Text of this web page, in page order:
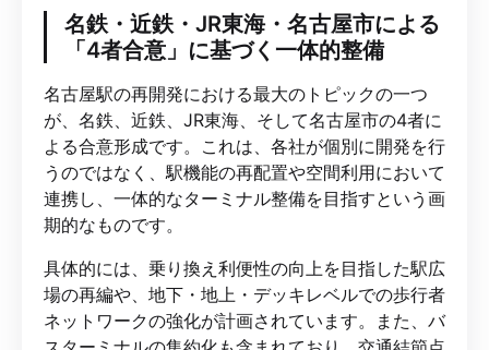
名鉄・近鉄・JR東海・名古屋市による
「4者合意」に基づく一体的整備
名古屋駅の再開発における最大のトピックの一つ
が、名鉄、近鉄、JR東海、そして名古屋市の4者に
よる合意形成です。これは、各社が個別に開発を行
うのではなく、駅機能の再配置や空間利用において
連携し、一体的なターミナル整備を目指すという画
期的なものです。
具体的には、乗り換え利便性の向上を目指した駅広
場の再編や、地下・地上・デッキレベルでの歩行者
ネットワークの強化が計画されています。また、バ